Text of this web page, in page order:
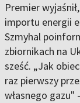
Premier
importu energii
Szmyhal
zbiornikach na
sześć. „Jak
raz pierwszy
własnego gazu"